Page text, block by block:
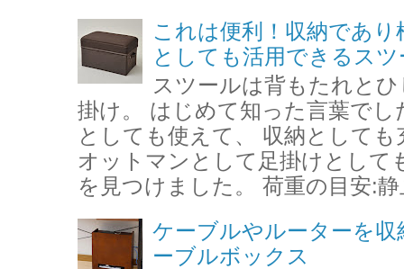
これは便利！収納であ
としても活用できるス
スツールは背もたれと
掛け。 はじめて知った言葉で
としても使えて、 収納として
オットマンとして足掛けとして
を見つけました。 荷重の目安:
ケーブルやルーターを
ーブルボックス